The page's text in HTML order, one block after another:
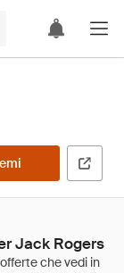
Jack Rogers